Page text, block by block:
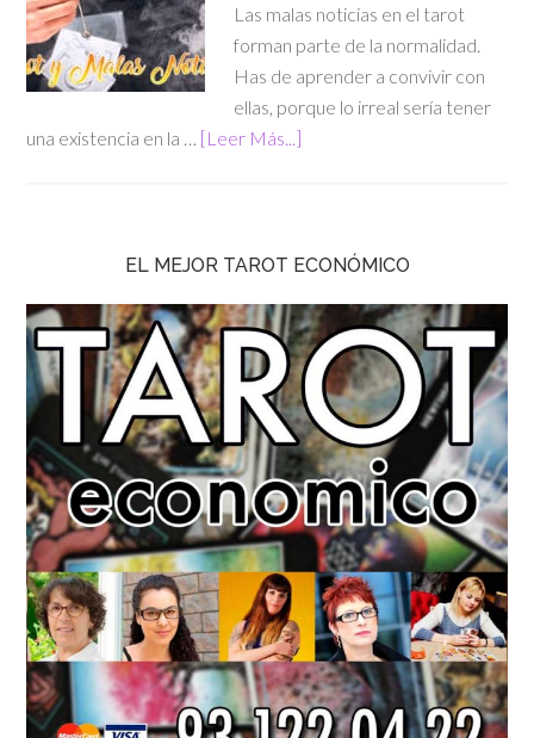
Las malas noticias en el tarot
forman parte de la normalidad.
Has de aprender a convivir con
ellas, porque lo irreal sería tener
una existencia en la … [Leer Más...]
EL MEJOR TAROT ECONÓMICO